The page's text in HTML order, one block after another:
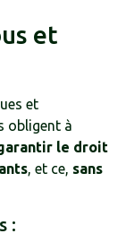
et
et
obligent à
le droit
, et ce, sans
: